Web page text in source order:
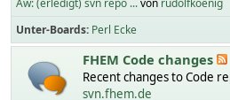
Aw: (erledigt) svn repo ...von rudolfkoenig
Unter-Boards Perl Ecke
FHEM Code changes
Recent changes to Code
svn.fhem.de